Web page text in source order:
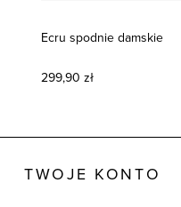
Ecru spodnie damskie
299,90 zł
TWOJE KONTO